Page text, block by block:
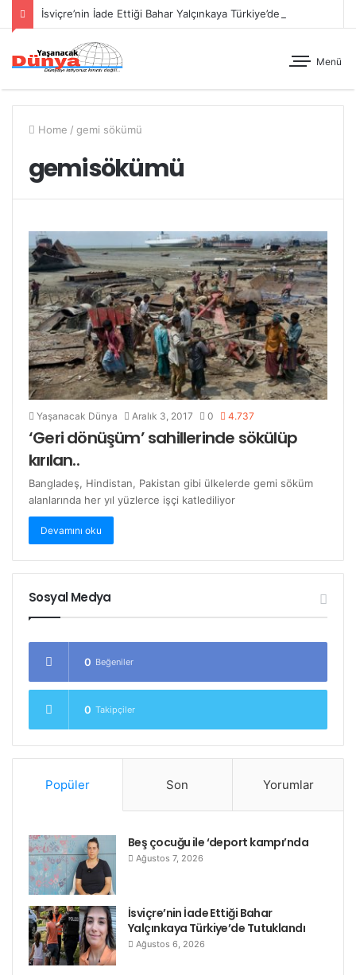
Menü
Home / gemi sökümü
gemi sökümü
Yaşanacak Dünya Aralık 3, 2017 0 4.737
‘Geri dönüşüm’ sahillerinde sökülüp
kırılan..
Bangladeş, Hindistan, Pakistan gibi ülkelerde gemi söküm
alanlarında her yıl yüzlerce işçi katlediliyor
Devamını oku
Sosyal Medya
0 Beğeniler
0 Takipçiler
Popüler Son Yorumlar
Beş çocuğu ile ‘deport kampı’nda
Ağustos 7, 2026
İsviçre’nin İade Ettiği Bahar
Yalçınkaya Türkiye’de Tutuklandı
Ağustos 6, 2026